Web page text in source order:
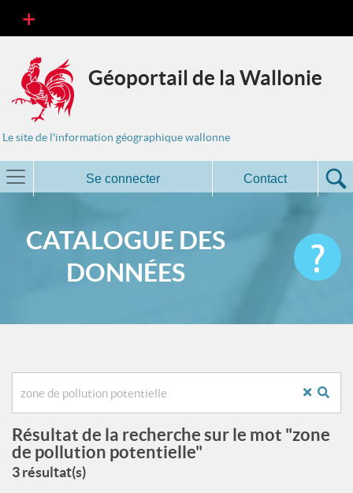
Géoportail de la Wallonie
Le site de l'information géographique wallonne
Se connecter Contact
CATALOGUE DES
DONNÉES
Résultat de la recherche sur le mot "zone
de pollution potentielle"
3 résultat(s)